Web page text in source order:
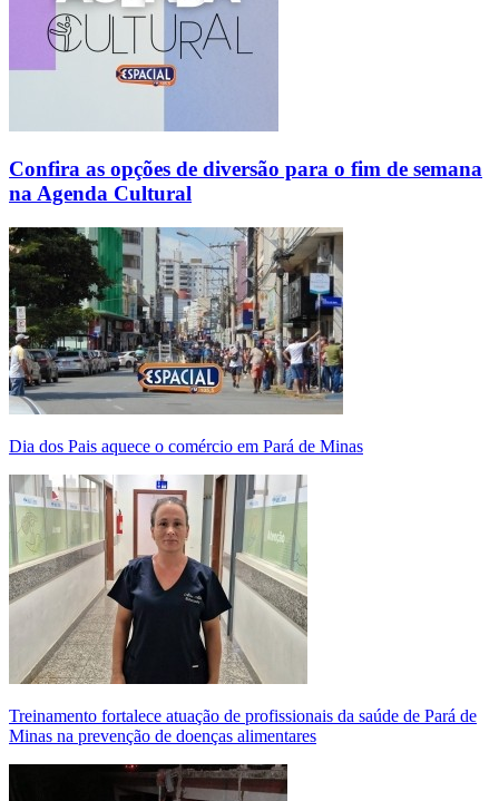
Confira as opções de diversão para o fim de semana
na Agenda Cultural
Dia dos Pais aquece o comércio em Pará de Minas
Treinamento fortalece atuação de profissionais da saúde de Pará de
Minas na prevenção de doenças alimentares